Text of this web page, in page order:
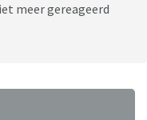
meer gereageerd